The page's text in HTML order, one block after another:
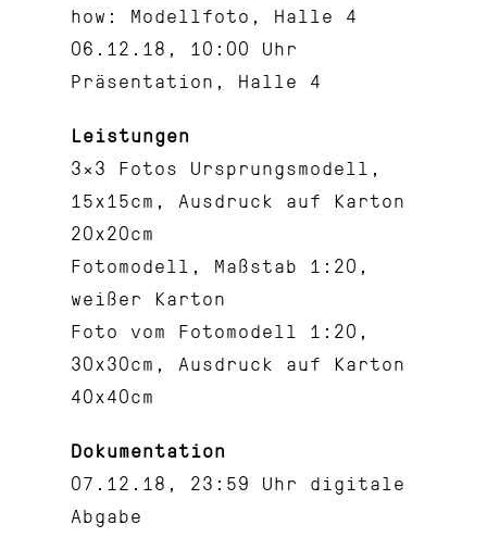
how: Modellfoto, Halle 4
06.12.18, 10:00 Uhr
Präsentation, Halle 4
Leistungen
3×3 Fotos Ursprungsmodell,
15x15cm, Ausdruck auf Karton
20x20cm
Fotomodell, Maßstab 1:20,
weißer Karton
Foto vom Fotomodell 1:20,
30x30cm, Ausdruck auf Karton
40x40cm
Dokumentation
07.12.18, 23:59 Uhr digitale
Abgabe